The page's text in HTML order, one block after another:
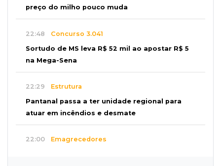
preço do milho pouco muda
22:48 Concurso 3.041
Sortudo de MS leva R$ 52 mil ao apostar R$ 5
na Mega-Sena
22:29 Estrutura
Pantanal passa a ter unidade regional para
atuar em incêndios e desmate
22:00 Emagrecedores